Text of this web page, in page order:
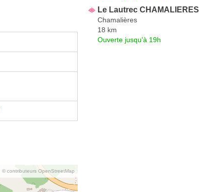
© contributeurs OpenStreetMap
Le Lautrec CHAMALIERES
Chamalières
18 km
Ouverte jusqu'à 19h